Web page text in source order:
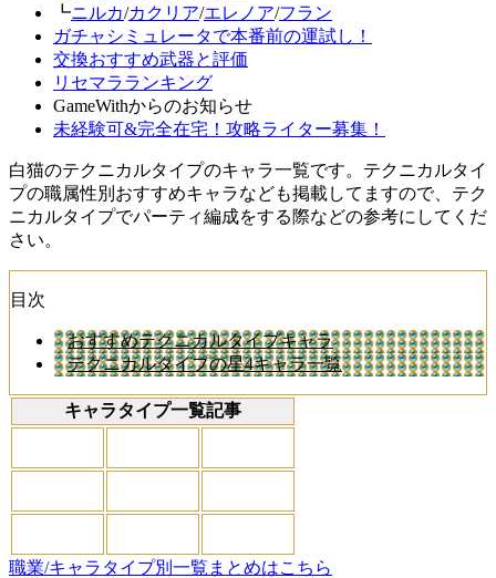
┗ニルカ/カクリア/エレノア/フラン
ガチャシミュレータで本番前の運試し！
交換おすすめ武器と評価
リセマラランキング
GameWithからのお知らせ
未経験可&完全在宅！攻略ライター募集！
白猫のテクニカルタイプのキャラ一覧です。テクニカルタイ
プの職属性別おすすめキャラなども掲載してますので、テク
ニカルタイプでパーティ編成をする際などの参考にしてくだ
さい。
目次
おすすめテクニカルタイプキャラ
テクニカルタイプの星4キャラ一覧
キャラタイプ一覧記事
職業/キャラタイプ別一覧まとめはこちら